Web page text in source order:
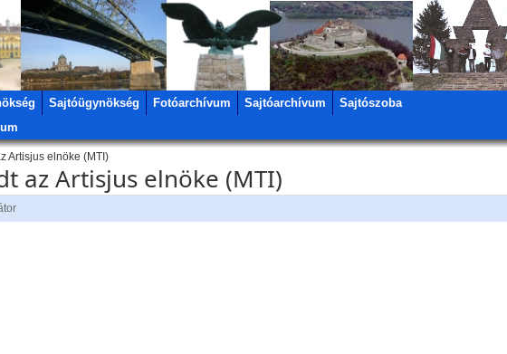
Sajtóügynökség Fotóarchívum Sajtóarchívum
Sajtószoba
Artisjus elnöke (MTI)
az Artisjus elnöke (MTI)